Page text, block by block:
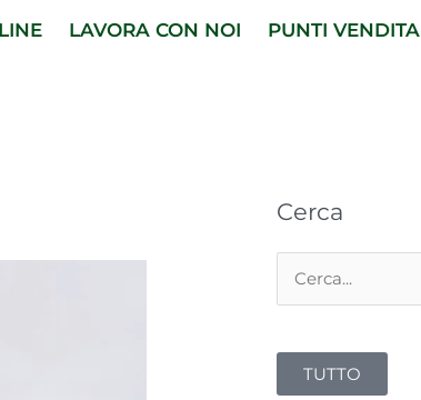
LAVORA CON NOI
PUNTI VENDITA
Cerca
Cerca:
TUTTO